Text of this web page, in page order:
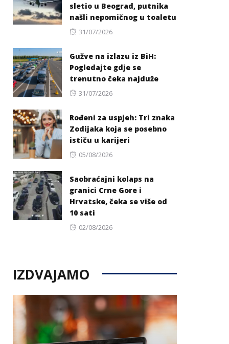
sletio u Beograd, putnika
našli nepomičnog u toaletu
Posted
31/07/2026
Gužve na izlazu iz BiH:
Pogledajte gdje se
trenutno čeka najduže
Posted
31/07/2026
Rođeni za uspjeh: Tri znaka
Zodijaka koja se posebno
ističu u karijeri
Posted
05/08/2026
Saobraćajni kolaps na
granici Crne Gore i
Hrvatske, čeka se više od
10 sati
Posted
02/08/2026
IZDVAJAMO